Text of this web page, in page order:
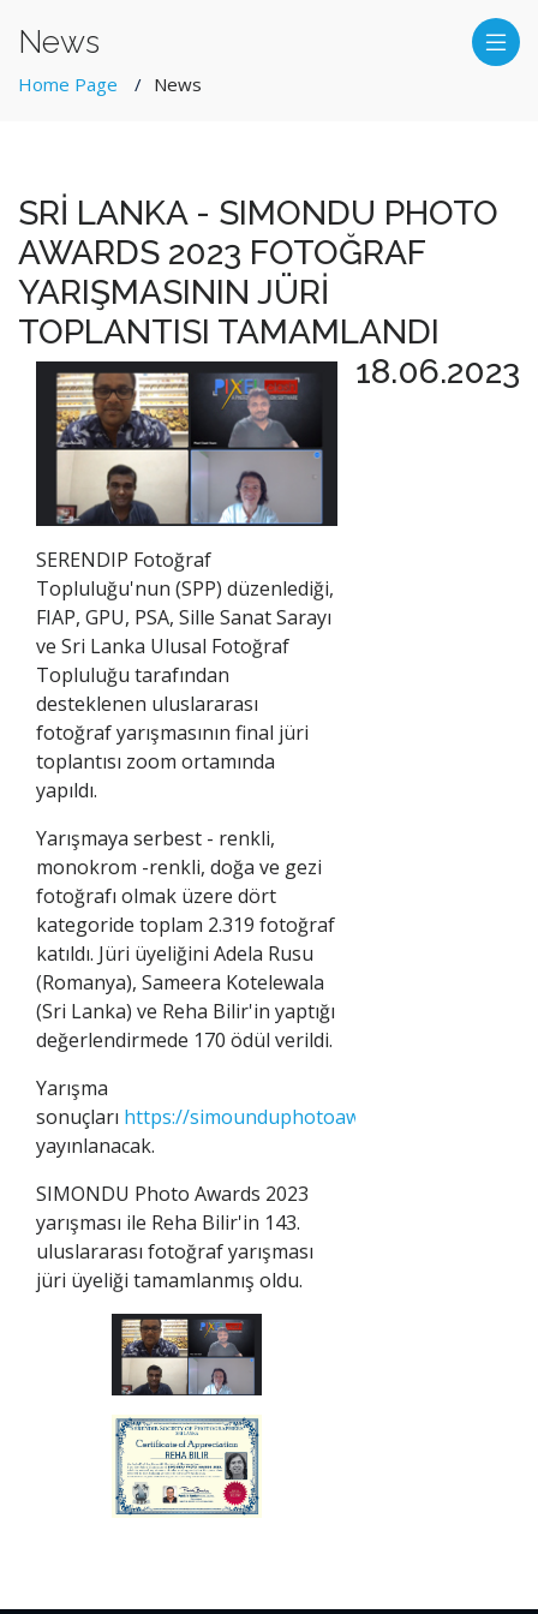
News
Home Page News
SRİ LANKA - SIMONDU PHOTO
AWARDS 2023 FOTOĞRAF
YARIŞMASININ JÜRİ
TOPLANTISI TAMAMLANDI
18.06.2023
SERENDIP Fotoğraf
Topluluğu'nun (SPP) düzenlediği,
FIAP, GPU, PSA, Sille Sanat Sarayı
ve Sri Lanka Ulusal Fotoğraf
Topluluğu tarafından
desteklenen uluslararası
fotoğraf yarışmasının final jüri
toplantısı zoom ortamında
yapıldı.
Yarışmaya serbest - renkli,
monokrom -renkli, doğa ve gezi
fotoğrafı olmak üzere dört
kategoride toplam 2.319 fotoğraf
katıldı. Jüri üyeliğini Adela Rusu
(Romanya), Sameera Kotelewala
(Sri Lanka) ve Reha Bilir'in yaptığı
değerlendirmede 170 ödül verildi.
Yarışma
sonuçları https://simounduphotoawards.com/
yayınlanacak.
SIMONDU Photo Awards 2023
yarışması ile Reha Bilir'in 143.
uluslararası fotoğraf yarışması
jüri üyeliği tamamlanmış oldu.